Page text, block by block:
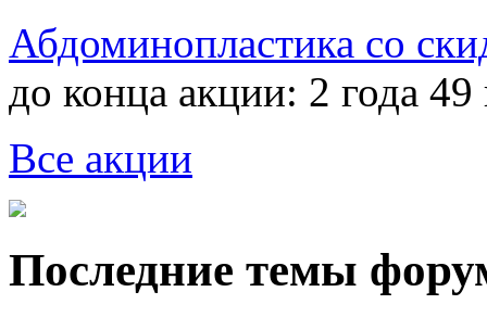
Абдоминопластика со
до конца акции: 2 года 49
Все акции
Последние темы